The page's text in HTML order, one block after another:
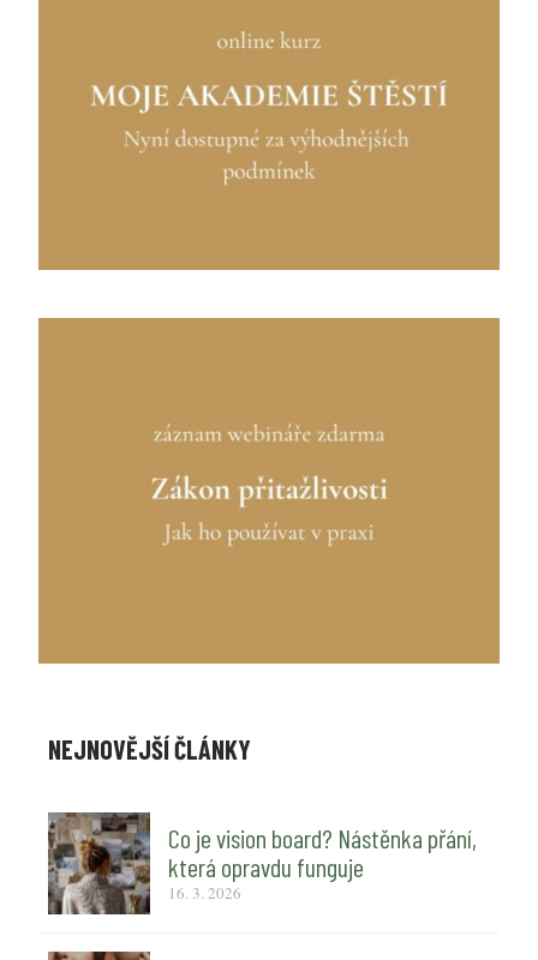
NEJNOVĚJŠÍ ČLÁNKY
Co je vision board? Nástěnka přání,
která opravdu funguje
16. 3. 2026